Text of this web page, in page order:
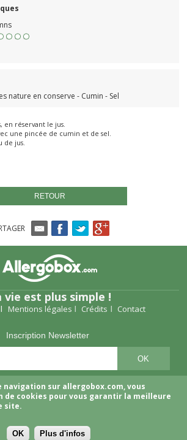
nature en conserve - Cumin - Sel
en réservant le jus.
une pincée de cumin et de sel.
de jus.
RETOUR
vie est plus simple !
Mentions légales Crédits Contact
Inscription Newsletter
Suivez-nous
navigation sur allergobox.com, vous
de cookies pour vous garantir la meilleure
site.
OK Plus d'infos